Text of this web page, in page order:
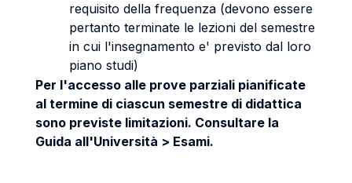
requisito della frequenza (devono essere
pertanto terminate le lezioni del semestre
in cui l'insegnamento e' previsto dal loro
piano studi)
Per l'accesso alle prove parziali pianificate
al termine di ciascun semestre di didattica
sono previste limitazioni. Consultare la
Guida all'Università > Esami.